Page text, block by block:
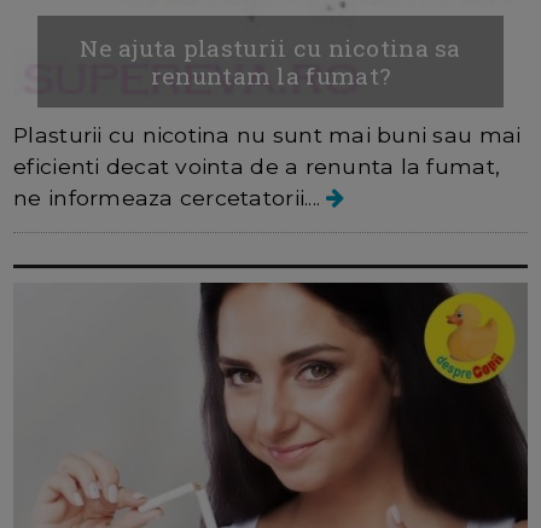
Ne ajuta plasturii cu nicotina sa
renuntam la fumat?
Plasturii cu nicotina nu sunt mai buni sau mai
eficienti decat vointa de a renunta la fumat,
ne informeaza cercetatorii....